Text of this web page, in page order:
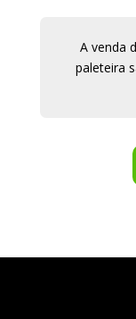
A venda
paleteira